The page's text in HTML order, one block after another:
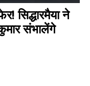
सिद्धारमैया ने
संभालेंगे